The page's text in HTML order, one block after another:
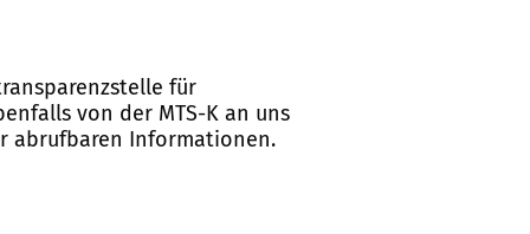
für
von der MTS-K an uns
abrufbaren Informationen.